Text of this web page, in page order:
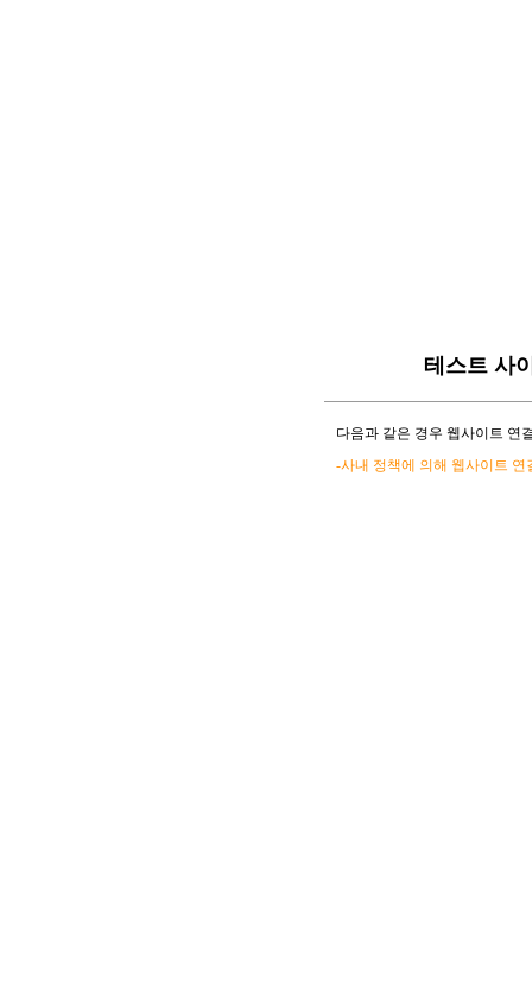
테스트 사
다음과 같은 경우 웹사이트 연
-사내 정책에 의해 웹사이트